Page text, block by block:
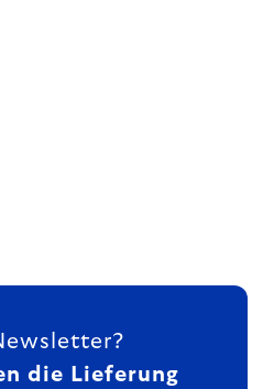
die Lieferung